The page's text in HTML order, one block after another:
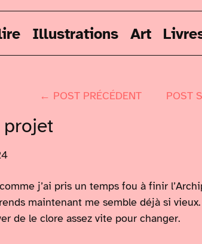
Illustrations Art
← POST PRÉCÉDENT POST
projet
j’ai pris un temps fou à finir
maintenant me semble déjà si
de le clore assez vite pour changer.